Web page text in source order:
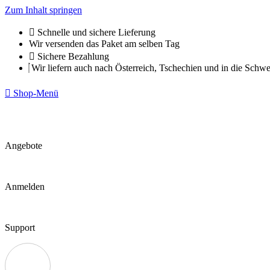
Zum Inhalt springen
Schnelle und sichere Lieferung
Wir versenden das Paket am selben Tag
Sichere Bezahlung
Wir liefern auch nach Österreich, Tschechien und in die
Shop-Menü
Angebote
Anmelden
Support